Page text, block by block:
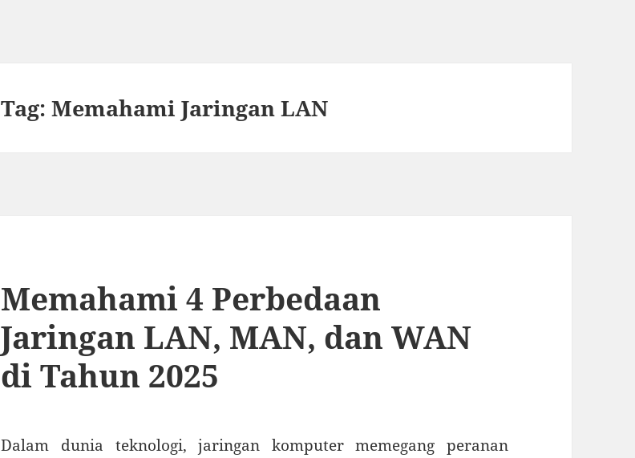
Tag:Memahami Jaringan LAN
Memahami 4 Perbedaan
Jaringan LAN, MAN, dan WAN
di Tahun 2025
Dalam dunia teknologi, jaringan komputer memegang peranan